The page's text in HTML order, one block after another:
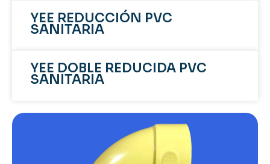
YEE REDUCCIÓN PVC
SANITARIA
YEE DOBLE REDUCIDA PVC
SANITARIA